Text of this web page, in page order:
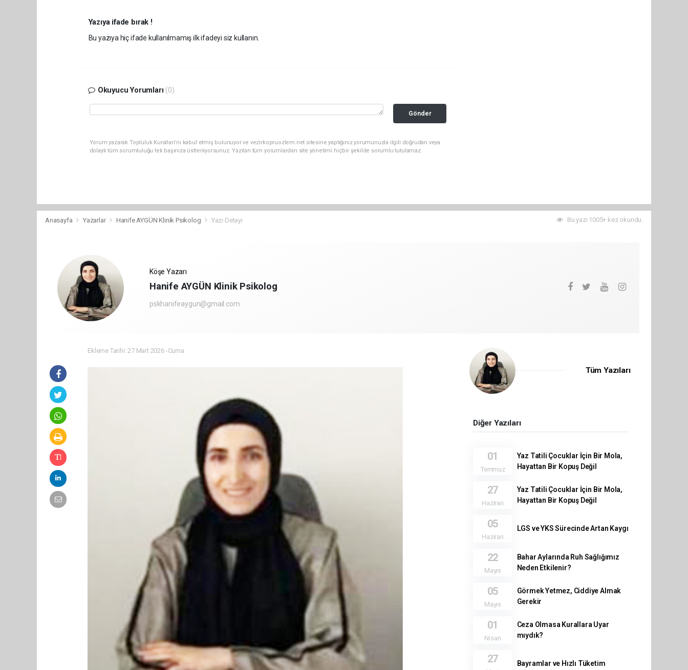
Yazıya ifade bırak !
Bu yazıya hiç ifade kullanılmamış ilk ifadeyi siz kullanın.
Okuyucu Yorumları (0)
Gönder
Yorum yazarak Topluluk Kuralları’nı kabul etmiş bulunuyor ve vezirkopruozlem.net sitesine yaptığınız yorumunuzla ilgili doğrudan veya
dolaylı tüm sorumluluğu tek başınıza üstleniyorsunuz. Yazılan tüm yorumlardan site yönetimi hiçbir şekilde sorumlu tutulamaz.
Anasayfa Yazarlar Hanife AYGÜN Klinik Psikolog Yazı Detayı Bu yazı 1005+ kez okundu.
Köşe Yazarı
Hanife AYGÜN Klinik Psikolog
pskhanifeaygun@gmail.com
Ekleme Tarihi: 27 Mart 2026 -Cuma
Tüm Yazıları
Diğer Yazıları
01
Temmuz
Yaz Tatili Çocuklar İçin Bir Mola,
Hayattan Bir Kopuş Değil
27
Haziran
Yaz Tatili Çocuklar İçin Bir Mola,
Hayattan Bir Kopuş Değil
05
Haziran
LGS ve YKS Sürecinde Artan Kaygı
22
Mayıs
Bahar Aylarında Ruh Sağlığımız
Neden Etkilenir?
05
Mayıs
Görmek Yetmez, Ciddiye Almak
Gerekir
01
Nisan
Ceza Olmasa Kurallara Uyar
mıydık?
27 Bayramlar ve Hızlı Tüketim